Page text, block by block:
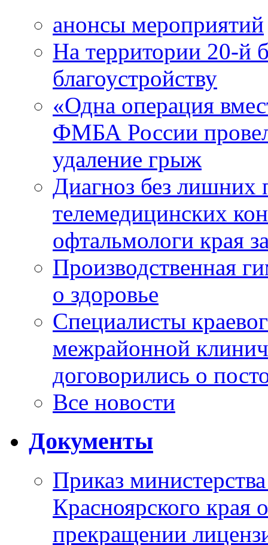
анонсы мероприятий
На территории 20-й
благоустройству
«Одна операция
ФМБА России
удаление грыж
Диагноз без лишних
телемедицинских
офтальмологи края
Производственная
о здоровье
Специалисты
межрайонной
договорились о
Все новости
Документы
Приказ
Красноярского
прекращении